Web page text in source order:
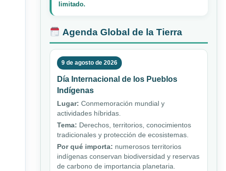
limitado.
Agenda Global de la Tierra
9 de agosto de 2026
Día Internacional de los Pueblos
Indígenas
Lugar: Conmemoración mundial y
actividades híbridas.
Tema: Derechos, territorios, conocimientos
tradicionales y protección de ecosistemas.
Por qué importa: numerosos territorios
indígenas conservan biodiversidad y reservas
de carbono de importancia planetaria.